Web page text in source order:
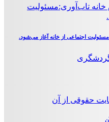
اجتماعی از خانه آغاز می‌شود.